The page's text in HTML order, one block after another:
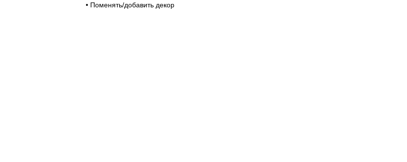
• Поменять/добавить декор